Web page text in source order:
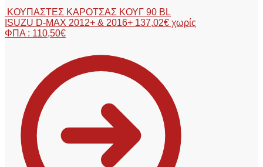
ΚΟΥΠΑΣΤΕΣ ΚΑΡΟΤΣΑΣ ΚΟΥΓ 90 BL
ISUZU D-MAX 2012+ & 2016+ 137,02€ χωρίς
ΦΠΑ : 110,50€